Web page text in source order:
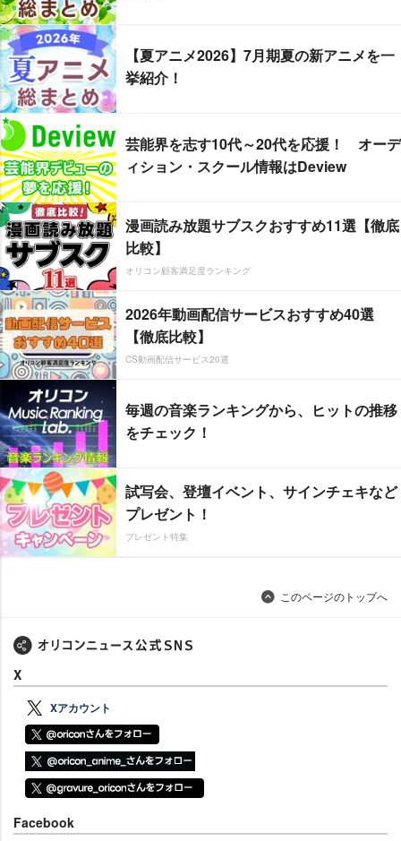
【夏アニメ2026】7月期夏の新アニメを一
挙紹介！
芸能界を志す10代～20代を応援！ オーデ
ィション・スクール情報はDeview
漫画読み放題サブスクおすすめ11選【徹底
比較】
オリコン顧客満足度ランキング
2026年動画配信サービスおすすめ40選
【徹底比較】
CS動画配信サービス20選
毎週の音楽ランキングから、ヒットの推移
をチェック！
試写会、登壇イベント、サインチェキなど
プレゼント！
プレゼント特集
このページのトップへ
X
Xアカウント
Facebook